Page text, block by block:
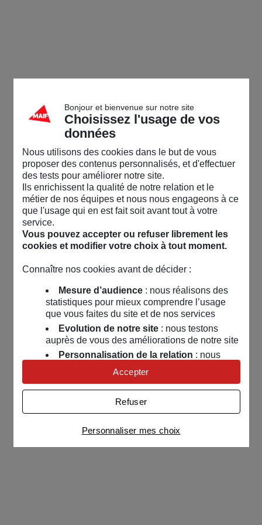
Bonjour et bienvenue sur notre site
Choisissez l'usage de vos
données
Nous utilisons des cookies dans le but de vous
proposer des contenus personnalisés, et d'effectuer
des tests pour améliorer notre site.
Ils enrichissent la qualité de notre relation et le
métier de nos équipes et nous nous engageons à ce
que l'usage qui en est fait soit avant tout à votre
service.
Vous pouvez accepter ou refuser librement les
cookies et modifier votre choix à tout moment.
Connaître nos cookies avant de décider :
Mesure d’audience: nous réalisons des
statistiques pour mieux comprendre l’usage
que vous faites du site et de nos services
Evolution de notre site: nous testons
auprès de vous des améliorations de notre site
Personnalisation de la relation : nous
nous servons de cookies pour adapter nos
contenus et personnaliser nos offres
Univers publicitaire: nous utilisons avec
nos partenaires des cookies pour afficher des
publicités personnalisées
Connaître notre politique cookies et la liste de nos
partenaires
Personnaliser mes choix
Refuser
Accepter